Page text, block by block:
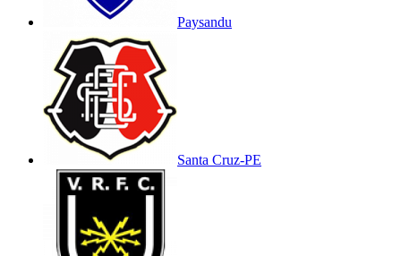
Paysandu
Santa Cruz-PE